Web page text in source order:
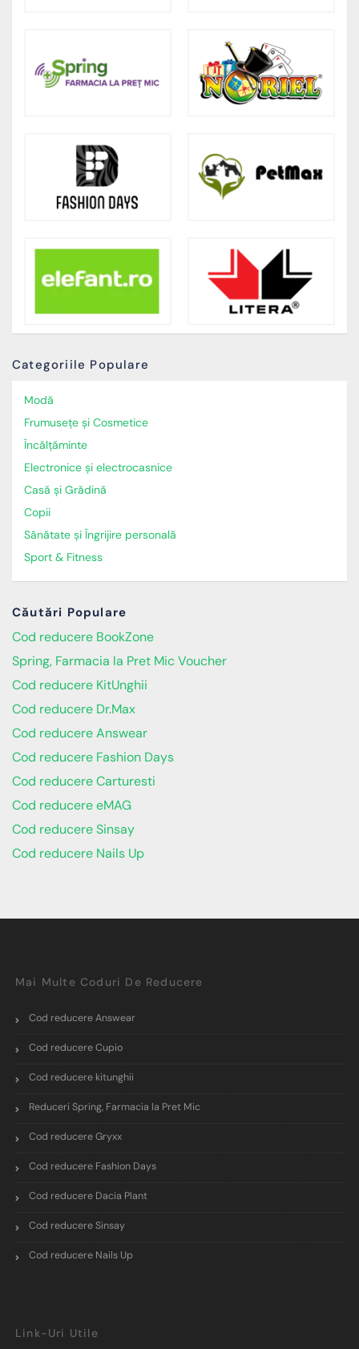
Categoriile Populare
Modă
Frumusețe și Cosmetice
Încălţăminte
Electronice și electrocasnice
Casă și Grădină
Copii
Sănătate și Îngrijire personală
Sport & Fitness
Căutări Populare
Cod reducere BookZone
Spring, Farmacia la Pret Mic Voucher
Cod reducere KitUnghii
Cod reducere Dr.Max
Cod reducere Answear
Cod reducere Fashion Days
Cod reducere Carturesti
Cod reducere eMAG
Cod reducere Sinsay
Cod reducere Nails Up
Mai Multe Coduri De Reducere
Cod reducere Answear
Cod reducere Cupio
Cod reducere kitunghii
Reduceri Spring, Farmacia la Pret Mic
Cod reducere Gryxx
Cod reducere Fashion Days
Cod reducere Dacia Plant
Cod reducere Sinsay
Cod reducere Nails Up
Link-Uri Utile